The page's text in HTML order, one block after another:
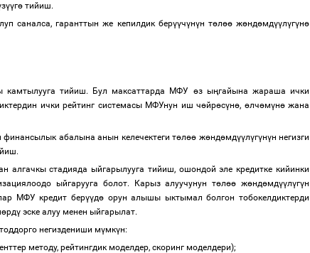
зүүгө тийиш.
саналса, гаранттын же кепилдик берүүчүнүн төлөөжөндөмдүүлүгүнө
камтылууга тийиш. Бул максаттарда МФУ өз ыңгайына жараша ички
ички рейтинг системасы МФУнун иш чөйрөсүнө, өлчөмүнөжана
финансылык абалына анын келечектеги төлөө жөндөмдүүлүгүнүн негизги
алгачкы стадияда ыйгарылууга тийиш, ошондой эле кредитке кийинки
ыйгарууга болот. Карыз алуучунун төлөө жөндөмдүүлүгүн
МФУ кредит берүүдө орун алышы ыктымал болгон тобокелдиктерди
өрдү эске алуу менен ыйгарылат.
негиздениши мүмкүн:
методу, рейтингдик моделдер, скоринг моделдери);